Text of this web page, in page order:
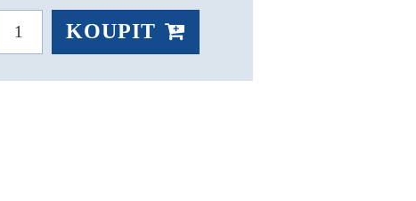
KOUPIT